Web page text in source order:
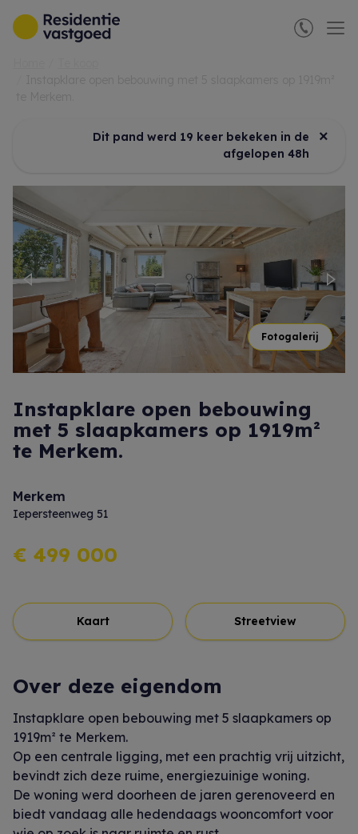
Menu overslaan en naar de inhoud gaan
Dit pand werd 19 keer bekeken in de
afgelopen 48h
×
Previous
Fotogalerij
Instapklare open bebouwing
met 5 slaapkamers op 1919m²
te Merkem.
Merkem
Iepersteenweg 51
€ 499 000
Kaart Streetview
Over deze eigendom
Instapklare open bebouwing met 5 slaapkamers op
1919m² te Merkem.
Op een centrale ligging, met een prachtig vrij uitzicht,
bevindt zich deze ruime, energiezuinige woning.
De woning werd doorheen de jaren gerenoveerd en
biedt vandaag alle hedendaags wooncomfort voor